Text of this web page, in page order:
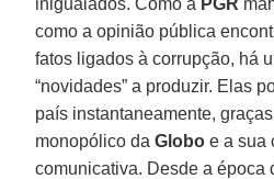
como a opinião pública
fatos ligados à corrupção, há
“novidades” a produzir. Elas
país instantaneamente,
monopólico daGlobo e a sua
comunicativa. Desde a época